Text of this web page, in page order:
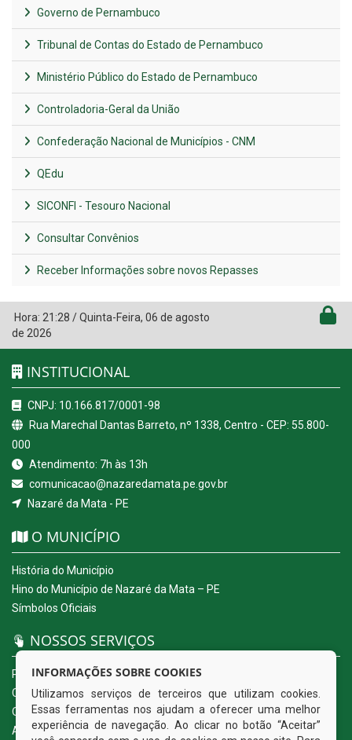
Governo de Pernambuco
Tribunal de Contas do Estado de Pernambuco
Ministério Público do Estado de Pernambuco
Controladoria-Geral da União
Confederação Nacional de Municípios - CNM
QEdu
SICONFI - Tesouro Nacional
Consultar Convênios
Receber Informações sobre novos Repasses
Hora: 21:28 /Quinta-Feira, 06 de agosto
de 2026
INSTITUCIONAL
CNPJ: 10.166.817/0001-98
Rua Marechal Dantas Barreto, nº 1338, Centro - CEP: 55.800-
000
Atendimento: 7h às 13h
comunicacao@nazaredamata.pe.gov.br
Nazaré da Mata - PE
O MUNICÍPIO
História do Município
Hino do Município de Nazaré da Mata – PE
Símbolos Oficiais
NOSSOS SERVIÇOS
Portal da Transparência
Carta de Serviços ao Usuário
Ouvidoria Eletrônica
Acesso a Informação (eSIC)
INFORMAÇÕES SOBRE COOKIES
Utilizamos serviços de terceiros que utilizam cookies.
Essas ferramentas nos ajudam a oferecer uma melhor
experiência de navegação. Ao clicar no botão “Aceitar”